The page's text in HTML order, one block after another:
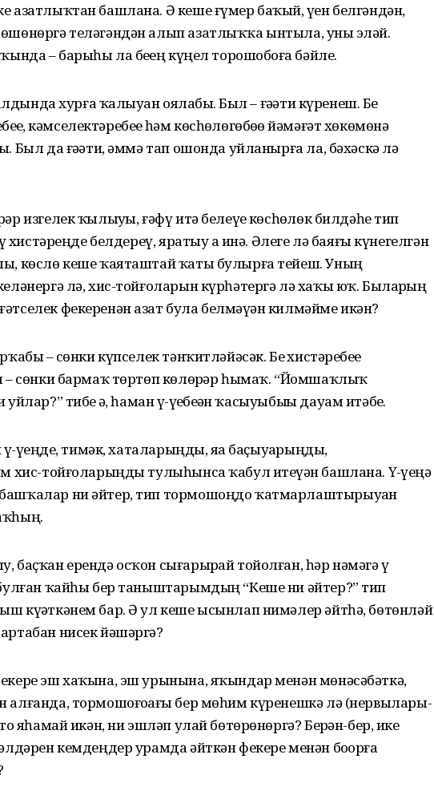
азатлыҡтан башлана. Ә кеше ғүмер баҡый, үҙен бел­гәндән,
теләгәндән алып азат­лыҡҡа ынтыла, уны эҙләй.
– барыһы ла беҙҙең күңел торошобоҙға бәйле.
хурға ҡалыуҙан оялабыҙ. Был – ғәҙәти күре­неш. Беҙ
кәмселектәребеҙҙе һәм көсһөҙлөгөбөҙҙө йәмәғәт хөкө­мөнә
Был да ғәҙәти, әммә тап ошонда уйла­нырға ла, бәхәскә лә
изгелек ҡылыуҙы, ғәфү итә белеүҙе көсһөҙ­лөк билдәһе тип
хистәреңде белдереү, яратыу ҙа инә. Әлеге лә баяғы күнегелгән
көслө кеше ҡаяташтай ҡаты булырға тейеш. Уның
лә, хис-тойғоларын күрһәтергә лә хаҡы юҡ. Быларҙың
фекеренән азат була белмәүҙән килмәйме икән?
– сөнки күпселек тәнҡитләйәсәк. Беҙ хистәре­беҙҙе
– сөнки бармаҡ төртөп көлөрҙәр һымаҡ. “Йомшаҡлыҡ
тибеҙ ҙә, һаман үҙ-үҙебеҙҙән ҡасыуыбыҙҙы дауам итәбеҙ.
үҙеңде, тимәк, хаталарыңды, яҙа баҫыуҙа­рыңды,
хис-тойғоларыңды тулыһынса ҡабул итеүҙән башлана. Үҙ-үҙеңә
ни әйтер, тип тормошоңдо ҡатмарлаш­тырыуҙан
ерендә осҡон сығарырҙай тойолған, һәр нәмәгә үҙ
ҡайһы бер таныштарымдың “Кеше ни әйтер?” тип
күҙәткәнем бар. Ә ул кеше ысынлап нимәлер әйтһә, бөтөнләй
нисек йәшәргә?
эш хаҡына, эш урынына, яҡындар ме­нән мөнәсә­бәткә,
тормошоғоҙҙағы бер мө­һим күренешкә лә (нервы­ла­ры­
яһамай икән, ни эшләп улай бөтөрө­нөргә? Бер­ҙән-бер, ике
кемдеңдер урамда әйткән фекере менән боҙорға